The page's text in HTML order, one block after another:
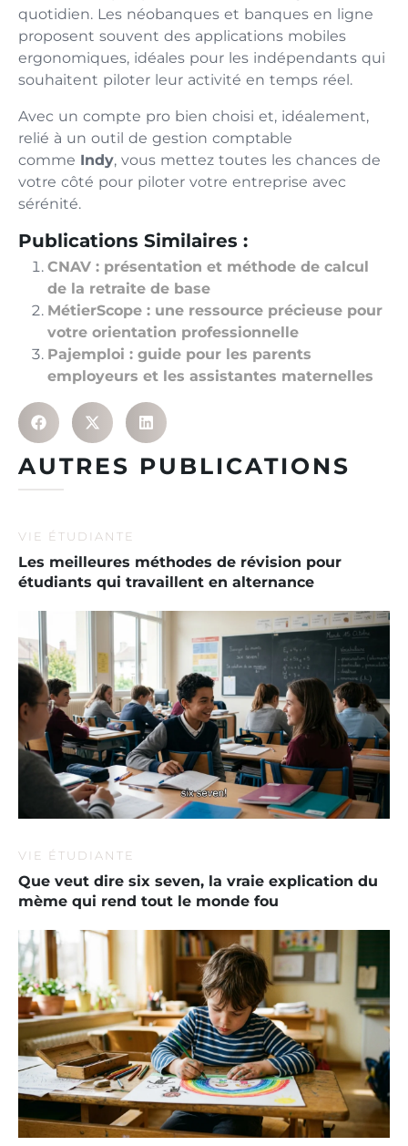
quotidien. Les néobanques et banques en ligne
proposent souvent des applications mobiles
ergonomiques, idéales pour les indépendants qui
souhaitent piloter leur activité en temps réel.
Avec un compte pro bien choisi et, idéalement,
relié à un outil de gestion comptable
comme Indy, vous mettez toutes les chances de
votre côté pour piloter votre entreprise avec
sérénité.
Publications Similaires :
CNAV : présentation et méthode de calcul
de la retraite de base
MétierScope : une ressource précieuse pour
votre orientation professionnelle
Pajemploi : guide pour les parents
employeurs et les assistantes maternelles
AUTRES PUBLICATIONS
VIE ÉTUDIANTE
Les meilleures méthodes de révision pour
étudiants qui travaillent en alternance
VIE ÉTUDIANTE
Que veut dire six seven, la vraie explication du
mème qui rend tout le monde fou